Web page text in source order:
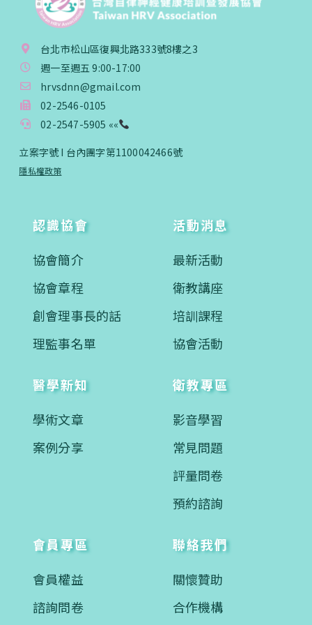
台北市松山區復興北路333號8樓之3
週一至週五 9:00-17:00
hrvsdnn@gmail.com
02-2546-0105
02-2547-5905 ««
立案字號 I 台內團字第1100042466號
隱私權政策
認識協會
協會簡介
協會章程
創會理事長的話
理監事名單
活動消息
最新活動
衛教講座
培訓課程
協會活動
醫學新知
學術文章
案例分享
衛教專區
影音學習
常見問題
評量問卷
預約諮詢
會員專區
會員權益
諮詢問卷
聯絡我們
關懷贊助
合作機構